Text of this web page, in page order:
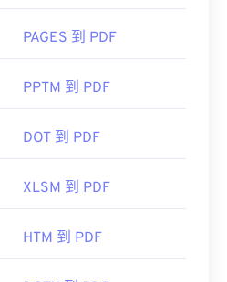
PAGES 到 PDF
PPTM 到 PDF
DOT 到 PDF
XLSM 到 PDF
HTM 到 PDF